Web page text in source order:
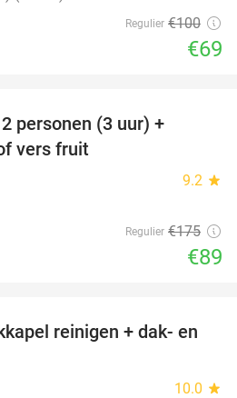
Regulier €100
€69
personen (3 uur) +
vers fruit
9.2 star
Regulier €175
€89
41%
reinigen + dak- en
10.0 star